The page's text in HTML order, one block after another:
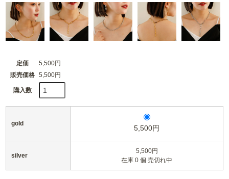
定価
5,500円
販売価格
5,500円
購入数
gold
5,500円
silver
5,500円
在庫 0 個 売切れ中